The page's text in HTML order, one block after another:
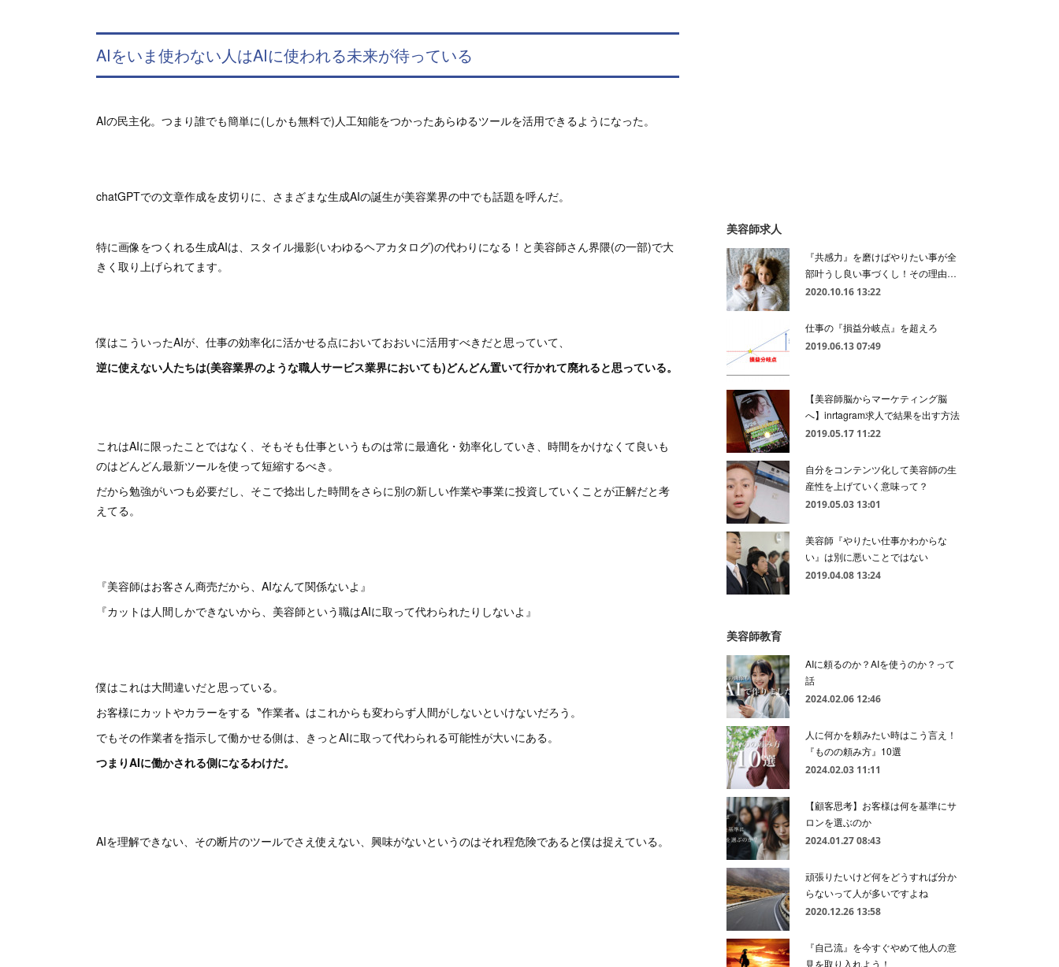
AIをいま使わない人はAIに使われる未来が待っている
AIの民主化。つまり誰でも簡単に(しかも無料で)人工知能をつかったあらゆるツールを活用できるようになった。
chatGPTでの文章作成を皮切りに、さまざまな生成AIの誕生が美容業界の中でも話題を呼んだ。
特に画像をつくれる生成AIは、スタイル撮影(いわゆるヘアカタログ)の代わりになる！と美容師さん界隈(の一部)で大
きく取り上げられてます。
僕はこういったAIが、仕事の効率化に活かせる点においておおいに活用すべきだと思っていて、
逆に使えない人たちは(美容業界のような職人サービス業界においても)どんどん置いて行かれて廃れると思っている。
これはAIに限ったことではなく、そもそも仕事というものは常に最適化・効率化していき、時間をかけなくて良いも
のはどんどん最新ツールを使って短縮するべき。
だから勉強がいつも必要だし、そこで捻出した時間をさらに別の新しい作業や事業に投資していくことが正解だと考
えてる。
『美容師はお客さん商売だから、AIなんて関係ないよ』
『カットは人間しかできないから、美容師という職はAIに取って代わられたりしないよ』
僕はこれは大間違いだと思っている。
お客様にカットやカラーをする〝作業者〟はこれからも変わらず人間がしないといけないだろう。
でもその作業者を指示して働かせる側は、きっとAIに取って代わられる可能性が大いにある。
つまりAIに働かされる側になるわけだ。
AIを理解できない、その断片のツールでさえ使えない、興味がないというのはそれ程危険であると僕は捉えている。
美容師求人
『共感力』を磨けばやりたい事が全
部叶うし良い事づくし！その理由…
2020.10.16 13:22
仕事の『損益分岐点』を超えろ
2019.06.13 07:49
【美容師脳からマーケティング脳
へ】inrtagram求人で結果を出す方法
2019.05.17 11:22
自分をコンテンツ化して美容師の生
産性を上げていく意味って？
2019.05.03 13:01
美容師『やりたい仕事かわからな
い』は別に悪いことではない
2019.04.08 13:24
美容師教育
AIに頼るのか？AIを使うのか？って
話
2024.02.06 12:46
人に何かを頼みたい時はこう言え！
『ものの頼み方』10選
2024.02.03 11:11
【顧客思考】お客様は何を基準にサ
ロンを選ぶのか
2024.01.27 08:43
頑張りたいけど何をどうすれば分か
らないって人が多いですよね
2020.12.26 13:58
『自己流』を今すぐやめて他人の意
見を取り入れよう！